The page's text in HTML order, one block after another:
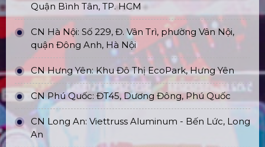
Quận Bình Tân, TP. HCM
CN Hà Nội: Số 229, Đ. Vân Trì, phường Vân Nội,
quận Đông Anh, Hà Nội
CN Hưng Yên: Khu Đô Thị EcoPark, Hưng Yên
CN Phú Quốc: ĐT45, Dương Đông, Phú Quốc
CN Long An: Viettruss Aluminum - Bến Lức, Long
An